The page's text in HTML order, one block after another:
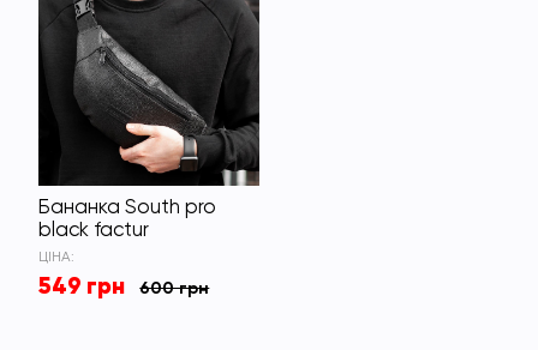
Бананка South pro
black factur
ЦІНА:
549 грн 600 грн